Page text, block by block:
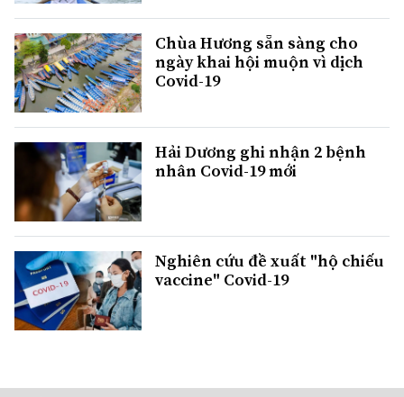
Chùa Hương sẵn sàng cho
ngày khai hội muộn vì dịch
Covid-19
Hải Dương ghi nhận 2 bệnh
nhân Covid-19 mới
Nghiên cứu đề xuất "hộ chiếu
vaccine" Covid-19